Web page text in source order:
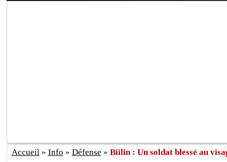
Accueil» Info » Défense » Biilin : Un soldat blessé au